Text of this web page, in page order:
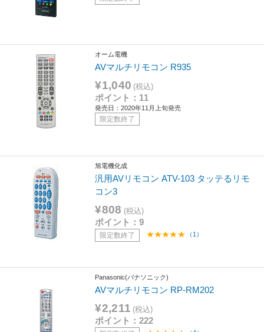
オーム電機
AVマルチリモコン R935
¥1,040 (税込)
ポイント：11
発売日：2020年11月上旬発売
限定数終了
旭電機化成
汎用AVリモコン ATV-103 タッテるリモ
コン3
¥808 (税込)
ポイント：9
限定数終了 （1）
Panasonic(パナソニック)
AVマルチリモコン RP-RM202
¥2,211 (税込)
ポイント：222